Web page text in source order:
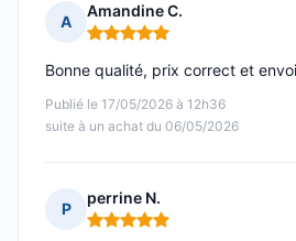
A
Amandine C.
Note : 5 sur 5
Publié le 17/05/2026 à 12h36
suite à un achat du 06/05/2026
Bonne qualité, prix correct et
P
perrine N.
Note : 5 sur 5